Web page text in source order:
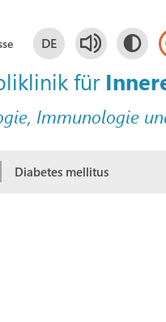
DE
Deutsch
DE
English
EN
für
Immunologie
Diabetes mellitus